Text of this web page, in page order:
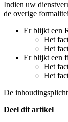
Indien uw
de overige
Er blijkt een
Het
Het
Er blijkt een
Het
Het
De
Deel dit artikel